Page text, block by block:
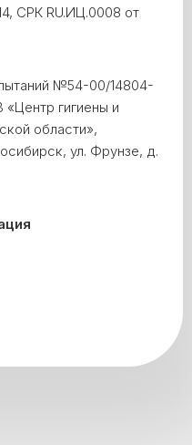
СРК RU.ИЦ.0008 от
№54-00/14804-
гигиены и
области»,
ул. Фрунзе, д.